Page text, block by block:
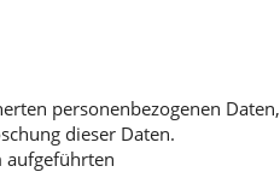
personenbezogenen Daten,
dieser Daten.
aufgeführten